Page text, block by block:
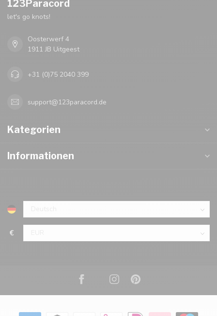
123Paracord
let's go knots!
Oosterwerf 4
1911 JB Uitgeest
+31 (0)75 2040 399
support@123paracord.de
Kategorien
Informationen
€